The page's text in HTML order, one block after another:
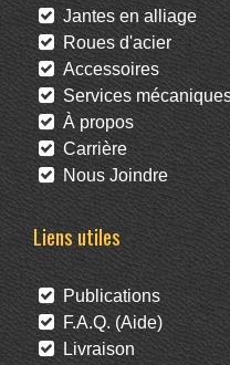
Jantes en alliage
Roues d'acier
Accessoires
Services
À propos
Carrière
Nous Joindre
Liens utiles
Publications
F.A.Q. (Aide)
Livraison